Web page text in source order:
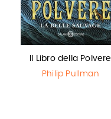
Il Libro della Polvere
Philip Pullman